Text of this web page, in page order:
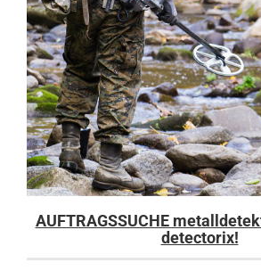
AUFTRAGSSUCHE
detectorix!